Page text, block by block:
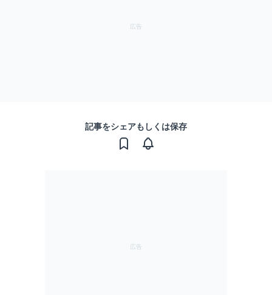
記事をシェアもしくは保存